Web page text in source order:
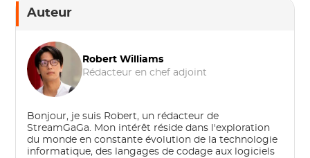
Auteur
Robert Williams
Rédacteur en chef adjoint
Bonjour, je suis Robert, un rédacteur de
StreamGaGa. Mon intérêt réside dans l'exploration
du monde en constante évolution de la technologie
informatique, des langages de codage aux logiciels